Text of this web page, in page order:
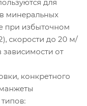
для
минеральных
при избыточном
скорости до 20 м/
зависимости от
конкретного